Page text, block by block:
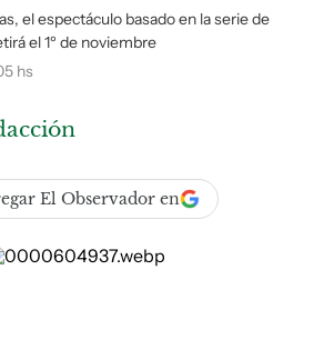
el espectáculo basado en la serie de
el 1º de noviembre
hs
El Observador en